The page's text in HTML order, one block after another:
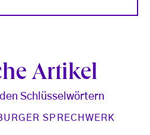
Artikel
Schlüsselwörtern
SPRECHWERK